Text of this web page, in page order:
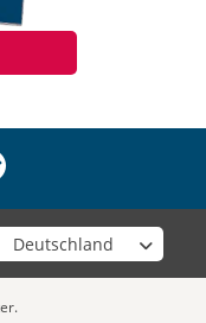
deinen Shop